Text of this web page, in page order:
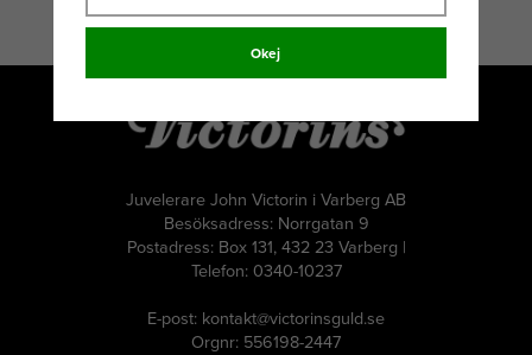
Juvelerare John Victorin i Varberg AB
Besöksadress: Norrgatan 9
Postadress: Box 131, 432 23 Varberg |
Telefon: 0340-10237
E-post: kontakt@victorinsguld.se
Orgnr: 556198-2447
Okej